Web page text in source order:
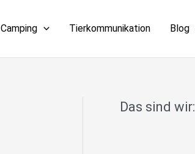
Camping Tierkommunikation Blog
Das sind wir: